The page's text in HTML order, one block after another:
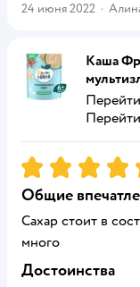
24 июня 2022 ·
Каша
Рейтинг:5
Общие
Сахар стоит в
много
Достоинства